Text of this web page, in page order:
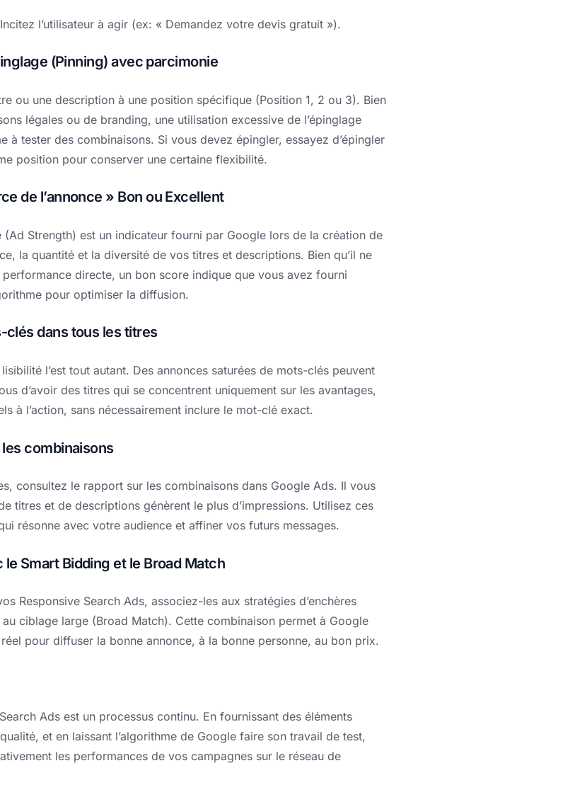
Incitez l’utilisateur à agir (ex: « Demandez votre devis gratuit »).
(Pinning) avec parcimonie
ou une description à une position spécifique (Position 1, 2 ou 3). Bien
légales ou de branding, une utilisation excessive de l’épinglage
à tester des combinaisons. Si vous devez épingler, essayez d’épingler
position pour conserver une certaine flexibilité.
de l’annonce » Bon ou Excellent
(Ad Strength) est un indicateur fourni par Google lors de la création de
la quantité et la diversité de vos titres et descriptions. Bien qu’il ne
performance directe, un bon score indique que vous avez fourni
pour optimiser la diffusion.
clés dans tous les titres
l’est tout autant. Des annonces saturées de mots-clés peuvent
d’avoir des titres qui se concentrent uniquement sur les avantages,
à l’action, sans nécessairement inclure le mot-clé exact.
combinaisons
consultez le rapport sur les combinaisons dans Google Ads. Il vous
titres et de descriptions génèrent le plus d’impressions. Utilisez ces
résonne avec votre audience et affiner vos futurs messages.
le Smart Bidding et le Broad Match
Responsive Search Ads, associez-les aux stratégies d’enchères
ciblage large (Broad Match). Cette combinaison permet à Google
pour diffuser la bonne annonce, à la bonne personne, au bon prix.
Ads est un processus continu. En fournissant des éléments
et en laissant l’algorithme de Google faire son travail de test,
les performances de vos campagnes sur le réseau de